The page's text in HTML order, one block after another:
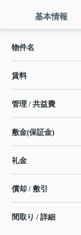
基本情報
物件名
賃料
管理 / 共益費
敷金(保証金)
礼金
償却 / 敷引
間取り / 詳細